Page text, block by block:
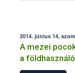
2014. június 14,
A mezei
a